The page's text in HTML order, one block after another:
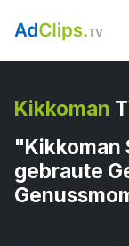
Kikkoman
"Kikkoman
gebraute